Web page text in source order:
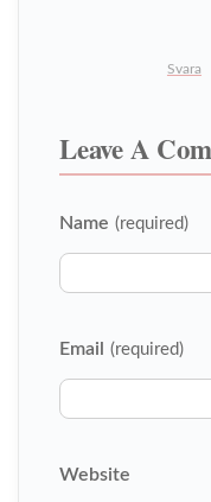
Svara
Leave A
Name (required)
Email (required)
Website